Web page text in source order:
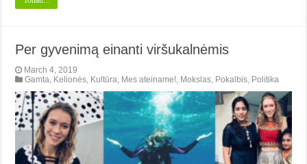
Per gyvenimą einanti viršukalnėmis
March 4, 2019
Gamta, Kelionės, Kultūra, Mes ateiname!, Mokslas, Pokalbis, Politika